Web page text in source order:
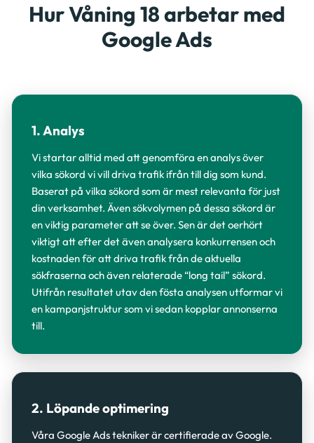
Hur Våning 18 arbetar med
Google Ads
1. Analys
Vi startar alltid med att genomföra en analys över
vilka sökord vi vill driva trafik ifrån till dig som kund.
Baserat på vilka sökord som är mest relevanta för just
din verksamhet. Även sökvolymen på dessa sökord är
en viktig parameter att se över. Sen är det oerhört
viktigt att efter det även analysera konkurrensen och
kostnaden för att driva trafik från de aktuella
sökfraserna och även relaterade “long tail” sökord.
Utifrån resultatet utav den fösta analysen utformar vi
en kampanjstruktur som vi sedan kopplar annonserna
till.
2. Löpande optimering
Våra Google Ads tekniker är certifierade av Google.